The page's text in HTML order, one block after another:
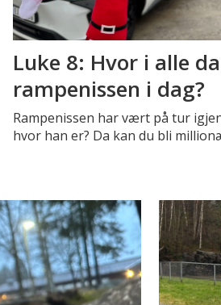
Luke 8: Hvor i alle
rampenissen i dag?
Rampenissen har vært på tur
hvor han er? Da kan du bli